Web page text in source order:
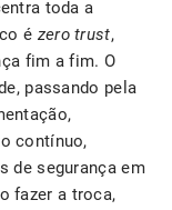
toda a
é zero trust,
fim a fim. O
passando pela
contínuo,
de segurança em
fazer a troca,